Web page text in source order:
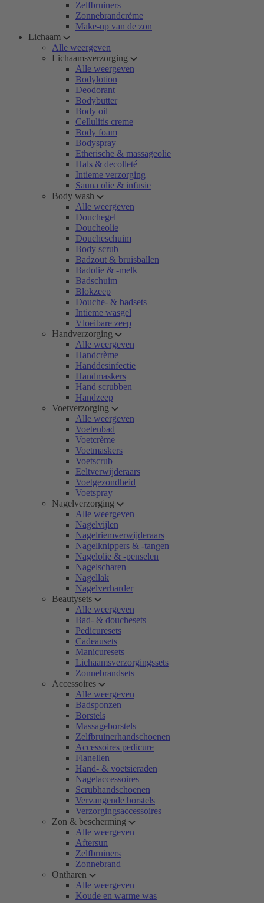
Zelfbruiners
Zonnebrandcrème
Make-up van de zon
Lichaam
Alle weergeven
Lichaamsverzorging
Alle weergeven
Bodylotion
Deodorant
Bodybutter
Body oil
Cellulitis creme
Body foam
Bodyspray
Etherische & massageolie
Hals & decolleté
Intieme verzorging
Sauna olie & infusie
Body wash
Alle weergeven
Douchegel
Doucheolie
Doucheschuim
Body scrub
Badzout & bruisballen
Badolie & -melk
Badschuim
Blokzeep
Douche- & badsets
Intieme wasgel
Vloeibare zeep
Handverzorging
Alle weergeven
Handcrème
Handdesinfectie
Handmaskers
Hand scrubben
Handzeep
Voetverzorging
Alle weergeven
Voetenbad
Voetcrème
Voetmaskers
Voetscrub
Eeltverwijderaars
Voetgezondheid
Voetspray
Nagelverzorging
Alle weergeven
Nagelvijlen
Nagelriemverwijderaars
Nagelknippers & -tangen
Nagelolie & -penselen
Nagelscharen
Nagellak
Nagelverharder
Beautysets
Alle weergeven
Bad- & douchesets
Pedicuresets
Cadeausets
Manicuresets
Lichaamsverzorgingssets
Zonnebrandsets
Accessoires
Alle weergeven
Badsponzen
Borstels
Massageborstels
Zelfbruinerhandschoenen
Accessoires pedicure
Flanellen
Hand- & voetsieraden
Nagelaccessoires
Scrubhandschoenen
Vervangende borstels
Verzorgingsaccessoires
Zon & bescherming
Alle weergeven
Aftersun
Zelfbruiners
Zonnebrand
Ontharen
Alle weergeven
Koude en warme was